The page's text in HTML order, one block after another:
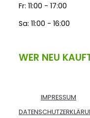
Fr: 11:00 - 17:00
Sa: 11:00 - 16:00
WER NEU
IMPRESSUM